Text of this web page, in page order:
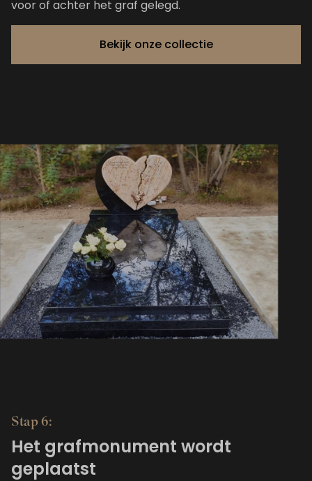
voor of achter het graf gelegd.
Bekijk onze collectie
Stap 6:
Het grafmonument wordt
geplaatst